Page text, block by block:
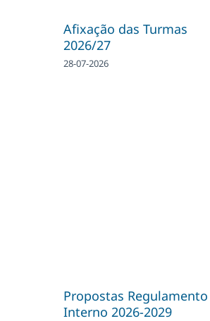
Afixação das Turmas
2026/27
28-07-2026
Propostas Regulamento
Interno 2026-2029